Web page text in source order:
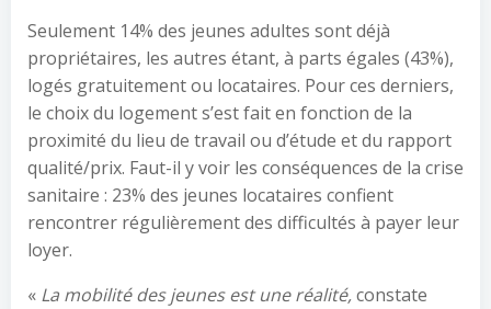
Seulement 14% des jeunes adultes sont déjà
propriétaires, les autres étant, à parts égales (43%),
logés gratuitement ou locataires. Pour ces derniers,
le choix du logement s’est fait en fonction de la
proximité du lieu de travail ou d’étude et du rapport
qualité/prix. Faut-il y voir les conséquences de la crise
sanitaire : 23% des jeunes locataires confient
rencontrer régulièrement des difficultés à payer leur
loyer.
« La mobilité des jeunes est une réalité,constate